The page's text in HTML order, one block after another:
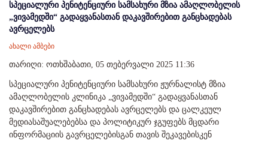
სპეციალური პენიტენციური სამსახური მზია ამაღლობელის
„ვივამედში“ გადაყვანასთან დაკავშირებით განცხადებას
ავრცელებს
ახალი ამბები
თარიღი: ოთხშაბათი, 05 თებერვალი 2025 11:36
სპეციალური პენიტენციური სამსახური ჟურნალისტ მზია
ამაღლობელის კლინიკა „ვივამედში“ გადაყვანასთან
დაკავშირებით განცხადებას ავრცელებს და ცალკეულ
მედიასაშუალებებსა და პოლიტიკურ ჯგუფებს მცდარი
ინფორმაციის გავრცელებისგან თავის შეკავებისკენ